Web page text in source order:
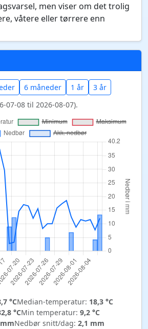
men viser om det trolig
våtere eller tørrere enn
6 måneder 1 år
3 år
07-08 til 2026-08-07).
°CMedian-temperatur: 18,3 °C
°CMin temperatur: 9,2 °C
Nedbør snitt/dag: 2,1 mm